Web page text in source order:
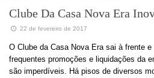
Clube Da Casa Nova Era
22 de fevereiro de 2017
O Clube da Casa Nova Era sai à frente
frequentes promoções e liquidações da
são imperdíveis. Há pisos de diversos